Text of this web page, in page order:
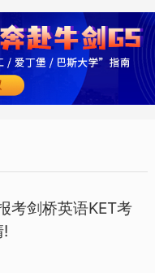
、A2（由低到
收如下年级新
考剑桥英语KET考